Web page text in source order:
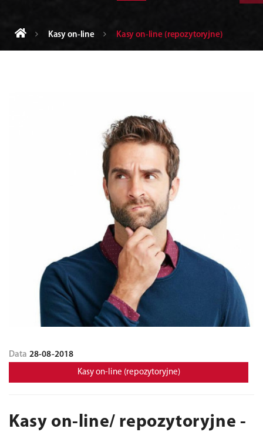
Kasy on-line Kasy on-line (repozytoryjne)
Data 28-08-2018
Kasy on-line (repozytoryjne)
Kasy on-line/ repozytoryjne -